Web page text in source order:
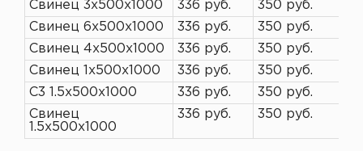
Свинец 3х500х1000
336 руб.
350 руб.
Свинец 6х500х1000
336 руб.
350 руб.
Свинец 4х500х1000
336 руб.
350 руб.
Свинец 1х500х1000
336 руб.
350 руб.
С3 1.5х500х1000
336 руб.
350 руб.
Свинец
1.5х500х1000
336 руб. 350 руб.